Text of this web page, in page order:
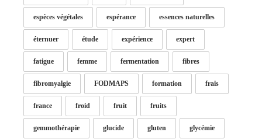
espèces végétales espérance essences naturelles
éternuer étude expérience expert
fatigue femme fermentation fibres
fibromyalgie FODMAPS formation frais
france froid fruit fruits
gemmothérapie glucide gluten glycémie